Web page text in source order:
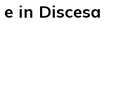
in Discesa